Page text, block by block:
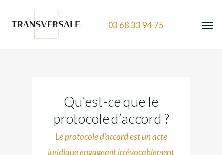
03 68 33 94 75
Qu’est-ce que le
protocole d’accord ?
Le protocole d’accord est un acte
juridique engageant irrévocablement